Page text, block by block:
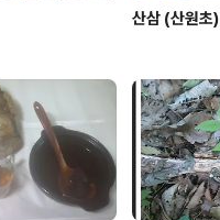
산삼 (산원초)